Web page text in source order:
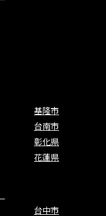
基隆市
台南市
彰化県
花蓮県
台中市